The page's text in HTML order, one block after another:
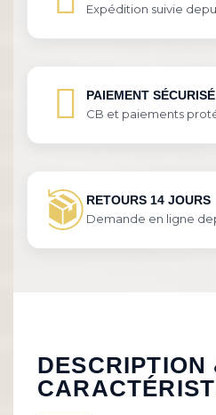
Expédition suivie
PAIEMENT SÉCURISÉ
CB et paiements
RETOURS 14 JOURS
Demande en ligne
DESCRIPTION